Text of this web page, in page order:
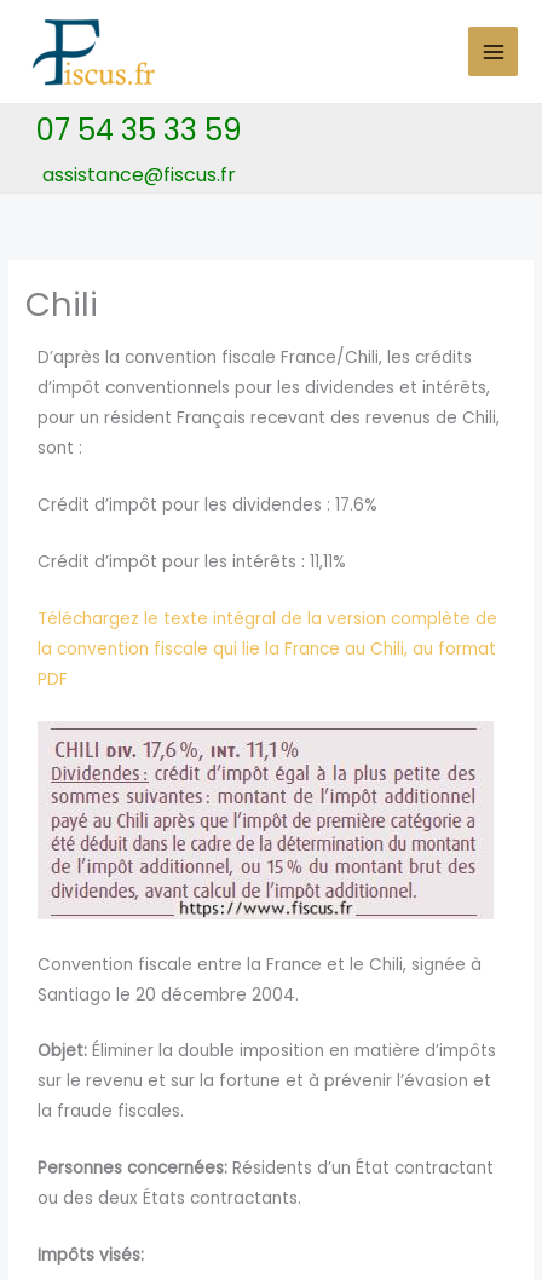
content
07 54 35 33 59
assistance@fiscus.fr
Chili
D’après la convention fiscale France/Chili, les crédits
d’impôt conventionnels pour les dividendes et intérêts,
pour un résident Français recevant des revenus de Chili,
sont :
Crédit d’impôt pour les dividendes : 17.6%
Crédit d’impôt pour les intérêts : 11,11%
Téléchargez le texte intégral de la version complète de
la convention fiscale qui lie la France au Chili, au format
PDF
Convention fiscale entre la France et le Chili, signée à
Santiago le 20 décembre 2004.
Objet: Éliminer la double imposition en matière d’impôts
sur le revenu et sur la fortune et à prévenir l’évasion et
la fraude fiscales.
Personnes concernées: Résidents d’un État contractant
ou des deux États contractants.
Impôts visés: